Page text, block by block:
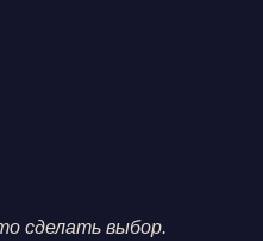
сделать выбор.